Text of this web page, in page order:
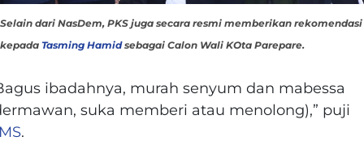
Selain dari NasDem, PKS juga secara resmi memberikan rekomendasi
kepada Tasming Hamidsebagai Calon Wali KOta Parepare.
ibadahnya, murah senyum dan mabessa
suka memberi atau menolong),” puji
.